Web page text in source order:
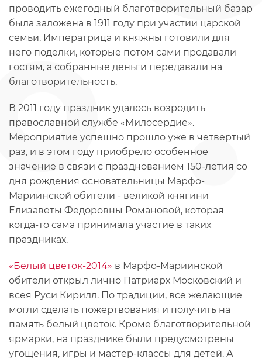
проводить ежегодный благотворительный базар
была заложена в 1911 году при участии царской
семьи. Императрица и княжны готовили для
него поделки, которые потом сами продавали
гостям, а собранные деньги передавали на
благотворительность.
В 2011 году праздник удалось возродить
православной службе «Милосердие».
Мероприятие успешно прошло уже в четвертый
раз, и в этом году приобрело особенное
значение в связи с празднованием 150-летия со
дня рождения основательницы Марфо-
Мариинской обители - великой княгини
Елизаветы Федоровны Романовой, которая
когда-то сама принимала участие в таких
праздниках.
«Белый цветок-2014» в Марфо-Мариинской
обители открыл лично Патриарх Московский и
всея Руси Кирилл. По традиции, все желающие
могли сделать пожертвования и получить на
память белый цветок. Кроме благотворительной
ярмарки, на празднике были предусмотрены
угощения, игры и мастер-классы для детей. А